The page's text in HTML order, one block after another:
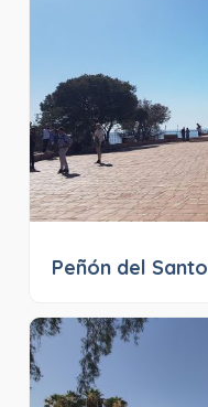
Peñón del Santo